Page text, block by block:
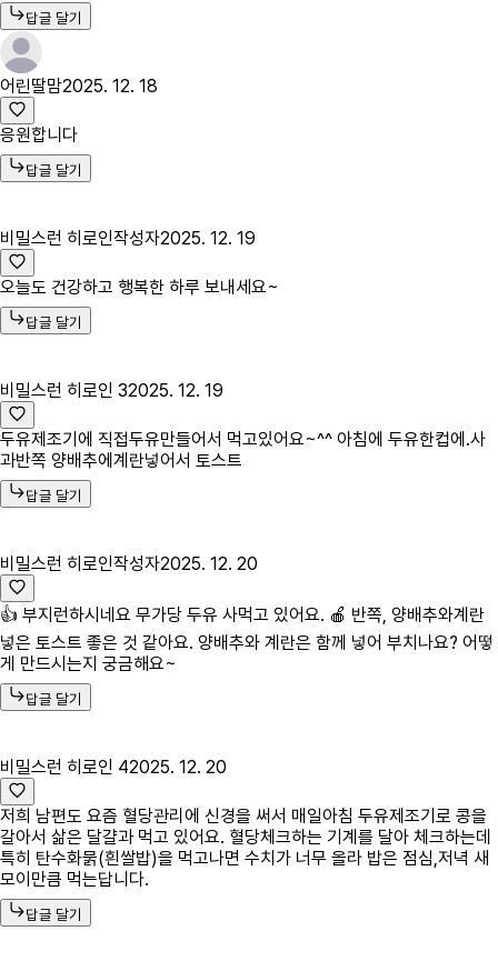
답글 달기
어린딸맘2025. 12. 18
응원합니다
답글 달기
비밀스런 히로인작성자2025. 12. 19
오늘도 건강하고 행복한 하루 보내세요~
답글 달기
비밀스런 히로인 32025. 12. 19
두유제조기에 직접두유만들어서 먹고있어요~^^ 아침에 두유한컵에.사
과반쪽 양배추에계란넣어서 토스트
답글 달기
비밀스런 히로인작성자2025. 12. 20
👍 부지런하시네요 무가당 두유 사먹고 있어요. 🍎 반쪽, 양배추와계란
넣은 토스트 좋은 것 같아요. 양배추와 계란은 함께 넣어 부치나요? 어떻
게 만드시는지 궁금해요~
답글 달기
비밀스런 히로인 42025. 12. 20
저희 남편도 요즘 혈당관리에 신경을 써서 매일아침 두유제조기로 콩을
갈아서 삶은 달걀과 먹고 있어요. 혈당체크하는 기계를 달아 체크하는데
특히 탄수화묽(흰쌀밥)을 먹고나면 수치가 너무 올라 밥은 점심,저녁 새
모이만큼 먹는답니다.
답글 달기